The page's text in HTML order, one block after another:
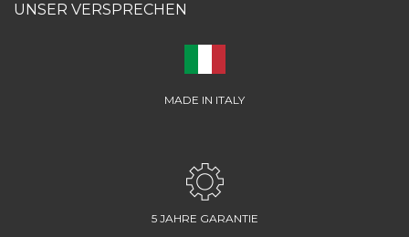
UNSER VERSPRECHEN
MADE IN ITALY
5 JAHRE GARANTIE